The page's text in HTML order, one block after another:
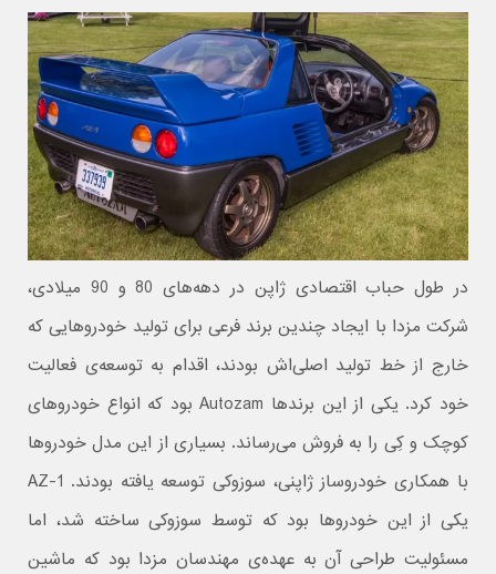
در طول حباب اقتصادی ژاپن در دهه‌های 80 و 90 میلادی،
شرکت مزدا با ایجاد چندین برند فرعی برای تولید خودروهایی که
خارج از خط تولید اصلی‌اش بودند، اقدام به توسعه‌ی فعالیت
خود کرد. یکی از این برندها Autozam بود که انواع خودروهای
کوچک و کِی را به فروش می‌رساند. بسیاری از این مدل خودروها
با همکاری خودروساز ژاپنی، سوزوکی توسعه یافته بودند. AZ-1
یکی از این خودروها بود که توسط سوزوکی ساخته شد، اما
مسئولیت طراحی آن به عهده‌ی مهندسان مزدا بود که ماشین